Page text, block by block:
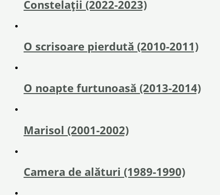
Constelații (2022-2023)
O scrisoare pierdută (2010-2011)
O noapte furtunoasă (2013-2014)
Marisol (2001-2002)
Camera de alături (1989-1990)